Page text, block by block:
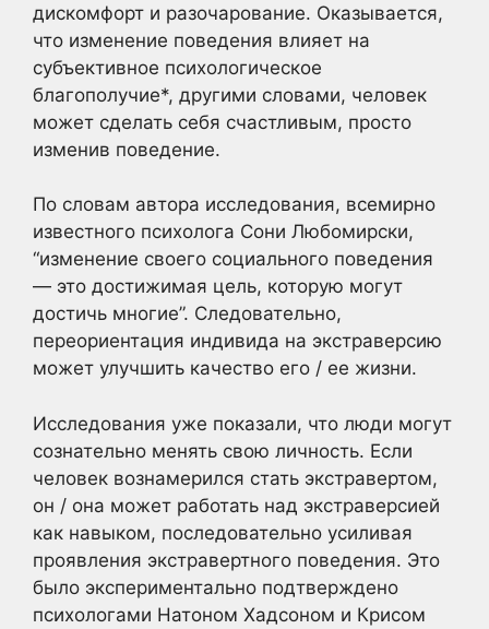
дискомфорт и разочарование. Оказывается,
что изменение поведения влияет на
субъективное психологическое
благополучие*, другими словами, человек
может сделать себя счастливым, просто
изменив поведение.
По словам автора исследования, всемирно
известного психолога Сони Любомирски,
“изменение своего социального поведения
— это достижимая цель, которую могут
достичь многие”. Следовательно,
переориентация индивида на экстраверсию
может улучшить качество его / ее жизни.
Исследования уже показали, что люди могут
сознательно менять свою личность. Если
человек вознамерился стать экстравертом,
он / она может работать над экстраверсией
как навыком, последовательно усиливая
проявления экстравертного поведения. Это
было экспериментально подтверждено
психологами Натоном Хадсоном и Крисом